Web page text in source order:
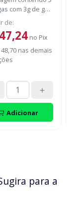
com 3g de gel
de:
no Pix
nas demais
Adicionar
para a